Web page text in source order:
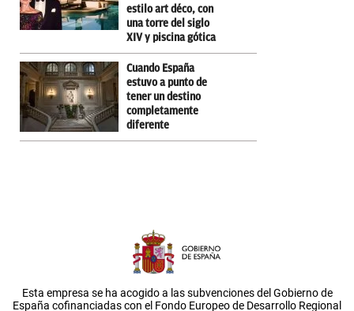
estilo art déco, con
una torre del siglo
XIV y piscina gótica
Cuando España
estuvo a punto de
tener un destino
completamente
diferente
Esta empresa se ha acogido a las subvenciones del Gobierno de
España cofinanciadas con el Fondo Europeo de Desarrollo Regional